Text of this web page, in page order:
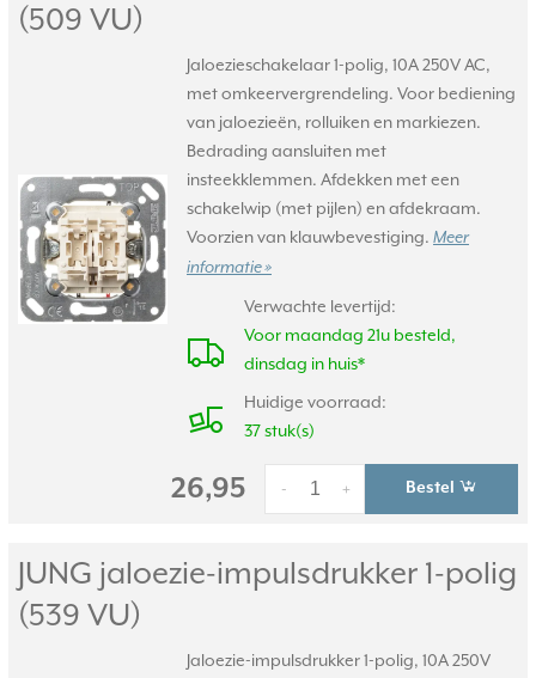
(509 VU)
Jaloezieschakelaar 1-polig, 10A 250V AC,
met omkeervergrendeling. Voor bediening
van jaloezieën, rolluiken en markiezen.
Bedrading aansluiten met
insteekklemmen. Afdekken met een
schakelwip (met pijlen) en afdekraam.
Voorzien van klauwbevestiging. Meer
informatie »
Verwachte levertijd:
Voor maandag 21u besteld,
dinsdag in huis*
Huidige voorraad:
37 stuk(s)
26,95 +
- Bestel
JUNG jaloezie-impulsdrukker 1-polig
(539 VU)
Jaloezie-impulsdrukker 1-polig, 10A 250V